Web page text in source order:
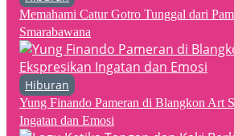
Memahami Catur Gotro Tunggal dari
Smarabawana
Hiburan
Yung Finando Pameran di Blangkon Art
Ingatan dan Emosi